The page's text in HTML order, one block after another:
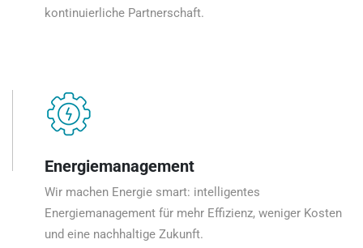
kontinuierliche Partnerschaft.
Energiemanagement
Wir machen Energie smart: intelligentes
Energiemanagement für mehr Effizienz, weniger Kosten
und eine nachhaltige Zukunft.